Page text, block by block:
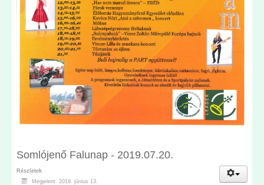
Somlójenő Falunap - 2019.07.20.
Részletek
Megjelent: 2019. június 13.